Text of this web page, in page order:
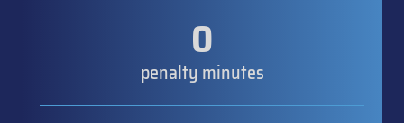
0
penalty minutes